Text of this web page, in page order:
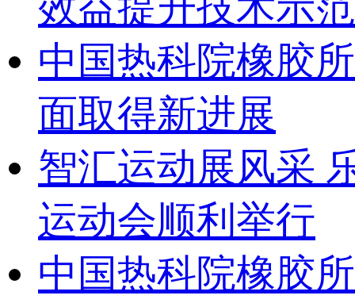
中国热科院橡胶
面取得新进展
智汇运动展风采
运动会顺利举行
中国热科院橡胶